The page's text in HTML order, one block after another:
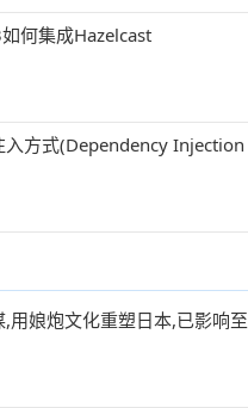
何集成Hazelcast
入方式(Dependency Injection
用娘炮文化重塑日本,已影响至